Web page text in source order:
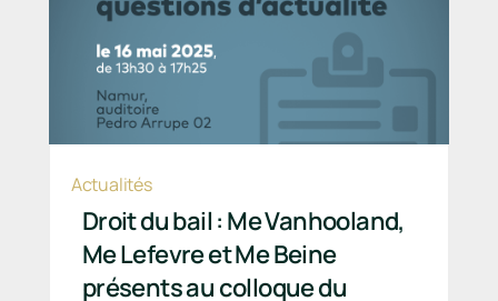
Droit du bail : Me Vanhooland,
Me Lefevre et Me Beine
présents au colloque du
Actualités